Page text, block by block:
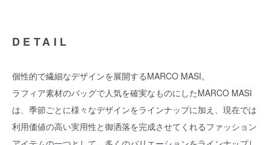
DETAIL
個性的で繊細なデザインを展開するMARCO MASI。
ラフィア素材のバッグで人気を確実なものにしたMARCO MASI
は、季節ごとに様々なデザインをラインナップに加え、現在では
利用価値の高い実用性と御洒落を完成させてくれるファッション